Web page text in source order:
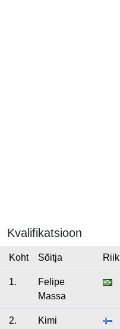
Kvalifikatsioon
Koht Sõitja Riik
1.
Felipe
Massa
2.
Kimi